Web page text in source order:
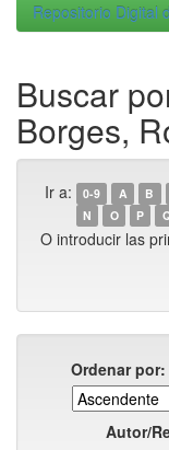
Repositorio Digital
Buscar
Borges,
Ir a: 0-9 A B
N
O P
O introducir las
Ordenar por:
Autor/